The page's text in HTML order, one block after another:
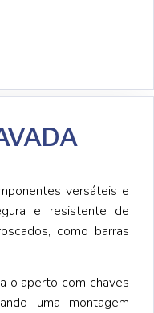
versáteis e
e resistente de
como barras
o aperto com chaves
uma montagem